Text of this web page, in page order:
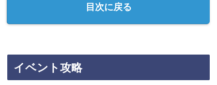
目次に戻る
イベント攻略